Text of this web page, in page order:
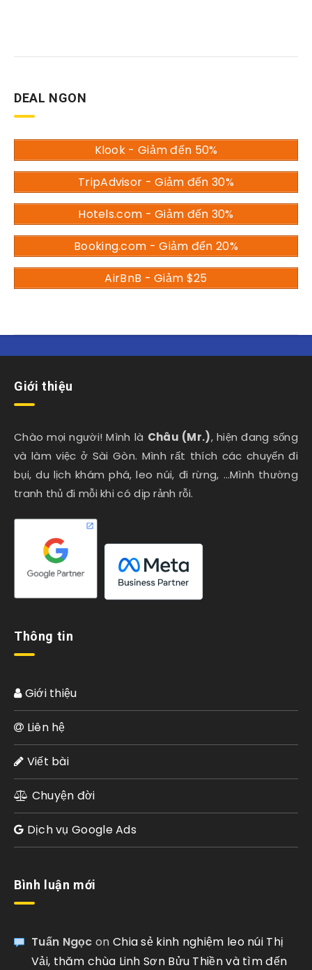
DEAL NGON
Klook - Giảm đến 50%
TripAdvisor - Giảm đến 30%
Hotels.com - Giảm đến 30%
Booking.com - Giảm đến 20%
AirBnB - Giảm $25
Giới thiệu
Chào mọi người! Mình là Châu (Mr.), hiện đang sống
và làm việc ở Sài Gòn. Mình rất thích các chuyến đi
bụi, du lịch khám phá, leo núi, đi rừng, …Mình thường
tranh thủ đi mỗi khi có dịp rảnh rỗi.
Thông tin
Giới thiệu
Liên hệ
Viết bài
Chuyện đời
Dịch vụ Google Ads
Bình luận mới
Tuấn Ngọc on Chia sẻ kinh nghiệm leo núi Thị
Vải, thăm chùa Linh Sơn Bửu Thiền và tìm đến